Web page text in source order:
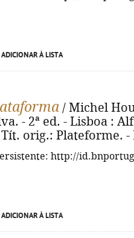
ADICIONAR À LISTA
/ Michel
- 2ª ed. - Lisboa :
orig.: Plateforme. -
http://
ADICIONAR À LISTA